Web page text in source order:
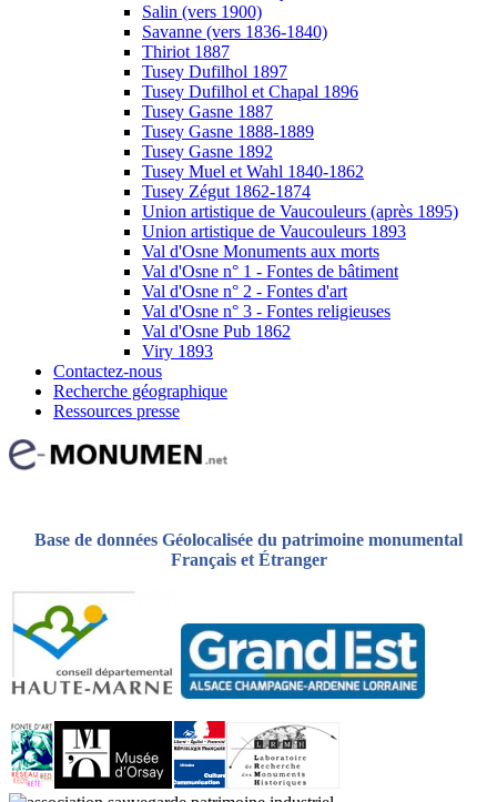
Salin (vers 1900)
Savanne (vers 1836-1840)
Thiriot 1887
Tusey Dufilhol 1897
Tusey Dufilhol et Chapal 1896
Tusey Gasne 1887
Tusey Gasne 1888-1889
Tusey Gasne 1892
Tusey Muel et Wahl 1840-1862
Tusey Zégut 1862-1874
Union artistique de Vaucouleurs (après 1895)
Union artistique de Vaucouleurs 1893
Val d'Osne Monuments aux morts
Val d'Osne n° 1 - Fontes de bâtiment
Val d'Osne n° 2 - Fontes d'art
Val d'Osne n° 3 - Fontes religieuses
Val d'Osne Pub 1862
Viry 1893
Contactez-nous
Recherche géographique
Ressources presse
Base de données Géolocalisée du patrimoine monumental
Français et Étranger